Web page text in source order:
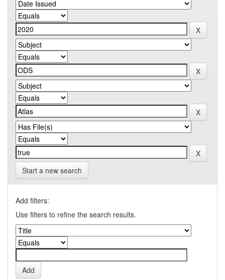
Start a new search
Add filters:
Use filters to refine the search results.